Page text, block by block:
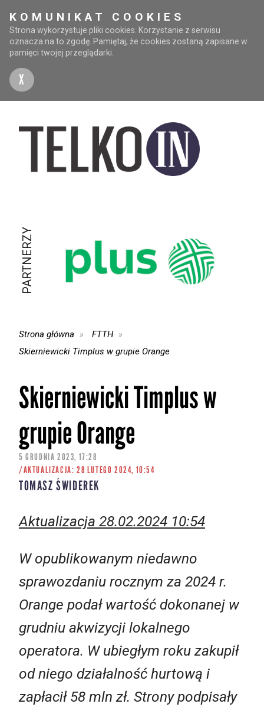
KOMUNIKAT COOKIES
Strona wykorzystuje pliki cookies. Korzystanie z serwisu
oznacza na to zgodę. Pamiętaj, że cookies zostaną zapisane w
pamięci twojej przeglądarki.
X
PARTNERZY
Strona główna
FTTH
Skierniewicki Timplus w grupie Orange
Skierniewicki Timplus w
grupie Orange
5 GRUDNIA 2023, 17:28
/AKTUALIZACJA: 28 LUTEGO 2024, 10:54
TOMASZ ŚWIDEREK
Aktualizacja 28.02.2024 10:54
W opublikowanym niedawno
sprawozdaniu rocznym za 2024 r.
Orange podał wartość dokonanej w
grudniu akwizycji lokalnego
operatora. W ubiegłym roku zakupił
od niego działalność hurtową i
zapłacił 58 mln zł. Strony podpisały